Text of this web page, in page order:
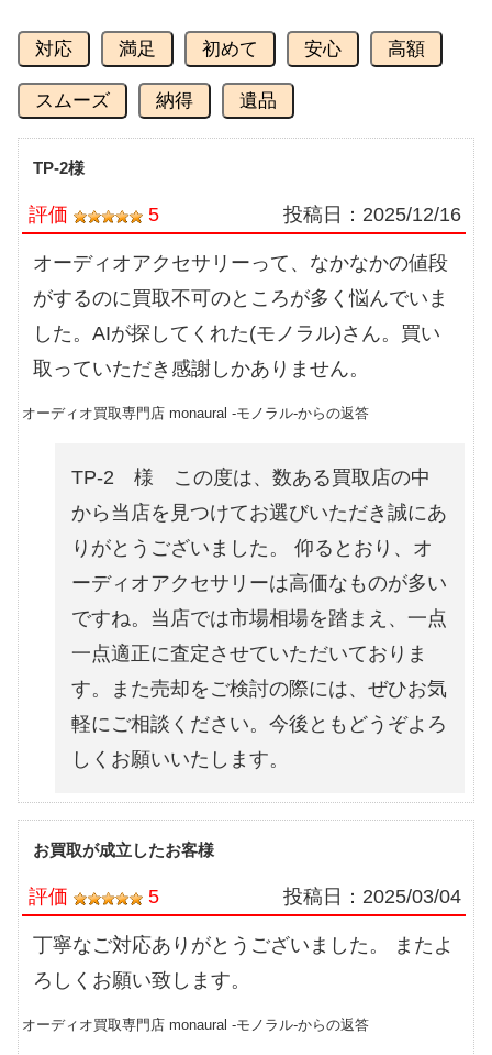
対応 満足 初めて 安心 高額
スムーズ 納得 遺品
TP-2様
評価 5 投稿日： 2025/12/16
オーディオアクセサリーって、なかなかの値段
がするのに買取不可のところが多く悩んでいま
した。AIが探してくれた(モノラル)さん。買い
取っていただき感謝しかありません。
オーディオ買取専門店 monaural -モノラル-からの返答
TP-2 様 この度は、数ある買取店の中
から当店を見つけてお選びいただき誠にあ
りがとうございました。 仰るとおり、オ
ーディオアクセサリーは高価なものが多い
ですね。当店では市場相場を踏まえ、一点
一点適正に査定させていただいておりま
す。また売却をご検討の際には、ぜひお気
軽にご相談ください。今後ともどうぞよろ
しくお願いいたします。
お買取が成立したお客様
評価 5 投稿日： 2025/03/04
丁寧なご対応ありがとうございました。 またよ
ろしくお願い致します。
オーディオ買取専門店 monaural -モノラル-からの返答